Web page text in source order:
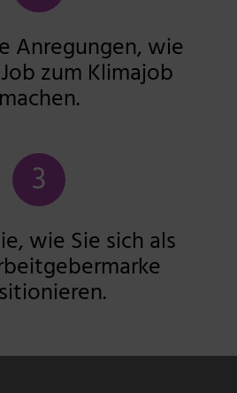
Anregungen, wie
zum Klimajob
machen.
3
wie Sie sich als